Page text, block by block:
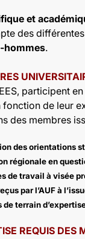
et
des différentes
hommes.
participent
de leur
des membres
des orientations
régionale en
de travail à visée
par l’AUF à
terrain
REQUIS DES